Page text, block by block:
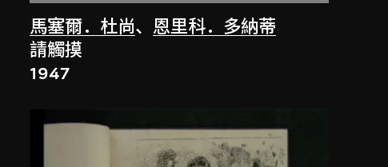
馬塞爾．杜尚、 恩里科．多納蒂
請觸摸
1947